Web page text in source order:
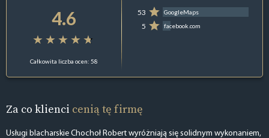
4.6
Całkowita liczba ocen: 58
53 GoogleMaps
5 facebook.com
Za co klienci cenią tę firmę
Usługi blacharskie Chochoł Robert wyróżniają się solidnym wykonaniem,